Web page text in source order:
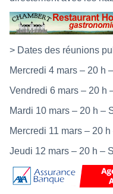
> Dates des réunions
Mercredi 4 mars – 20 h
Vendredi 6 mars – 20 h
Mardi 10 mars – 20 h –
Mercredi 11 mars – 20
Jeudi 12 mars – 20 h –